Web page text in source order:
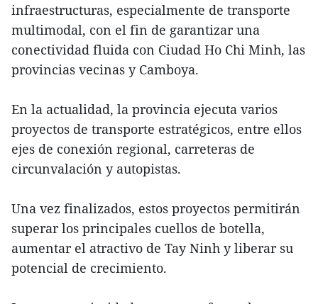
infraestructuras, especialmente de transporte
multimodal, con el fin de garantizar una
conectividad fluida con Ciudad Ho Chi Minh, las
provincias vecinas y Camboya.
En la actualidad, la provincia ejecuta varios
proyectos de transporte estratégicos, entre ellos
ejes de conexión regional, carreteras de
circunvalación y autopistas.
Una vez finalizados, estos proyectos permitirán
superar los principales cuellos de botella,
aumentar el atractivo de Tay Ninh y liberar su
potencial de crecimiento.